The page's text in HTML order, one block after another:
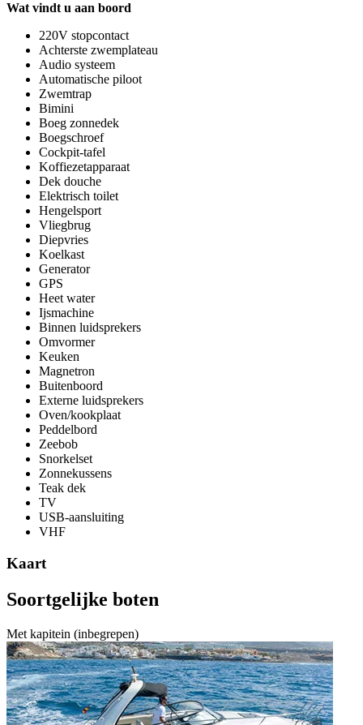
Wat vindt u aan boord
220V stopcontact
Achterste zwemplateau
Audio systeem
Automatische piloot
Zwemtrap
Bimini
Boeg zonnedek
Boegschroef
Cockpit-tafel
Koffiezetapparaat
Dek douche
Elektrisch toilet
Hengelsport
Vliegbrug
Diepvries
Koelkast
Generator
GPS
Heet water
Ijsmachine
Binnen luidsprekers
Omvormer
Keuken
Magnetron
Buitenboord
Externe luidsprekers
Oven/kookplaat
Peddelbord
Zeebob
Snorkelset
Zonnekussens
Teak dek
TV
USB-aansluiting
VHF
Kaart
Soortgelijke boten
Met kapitein (inbegrepen)